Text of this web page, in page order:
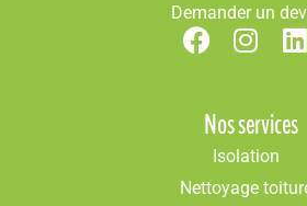
Demander un
Nos services
Isolation
Nettoyage